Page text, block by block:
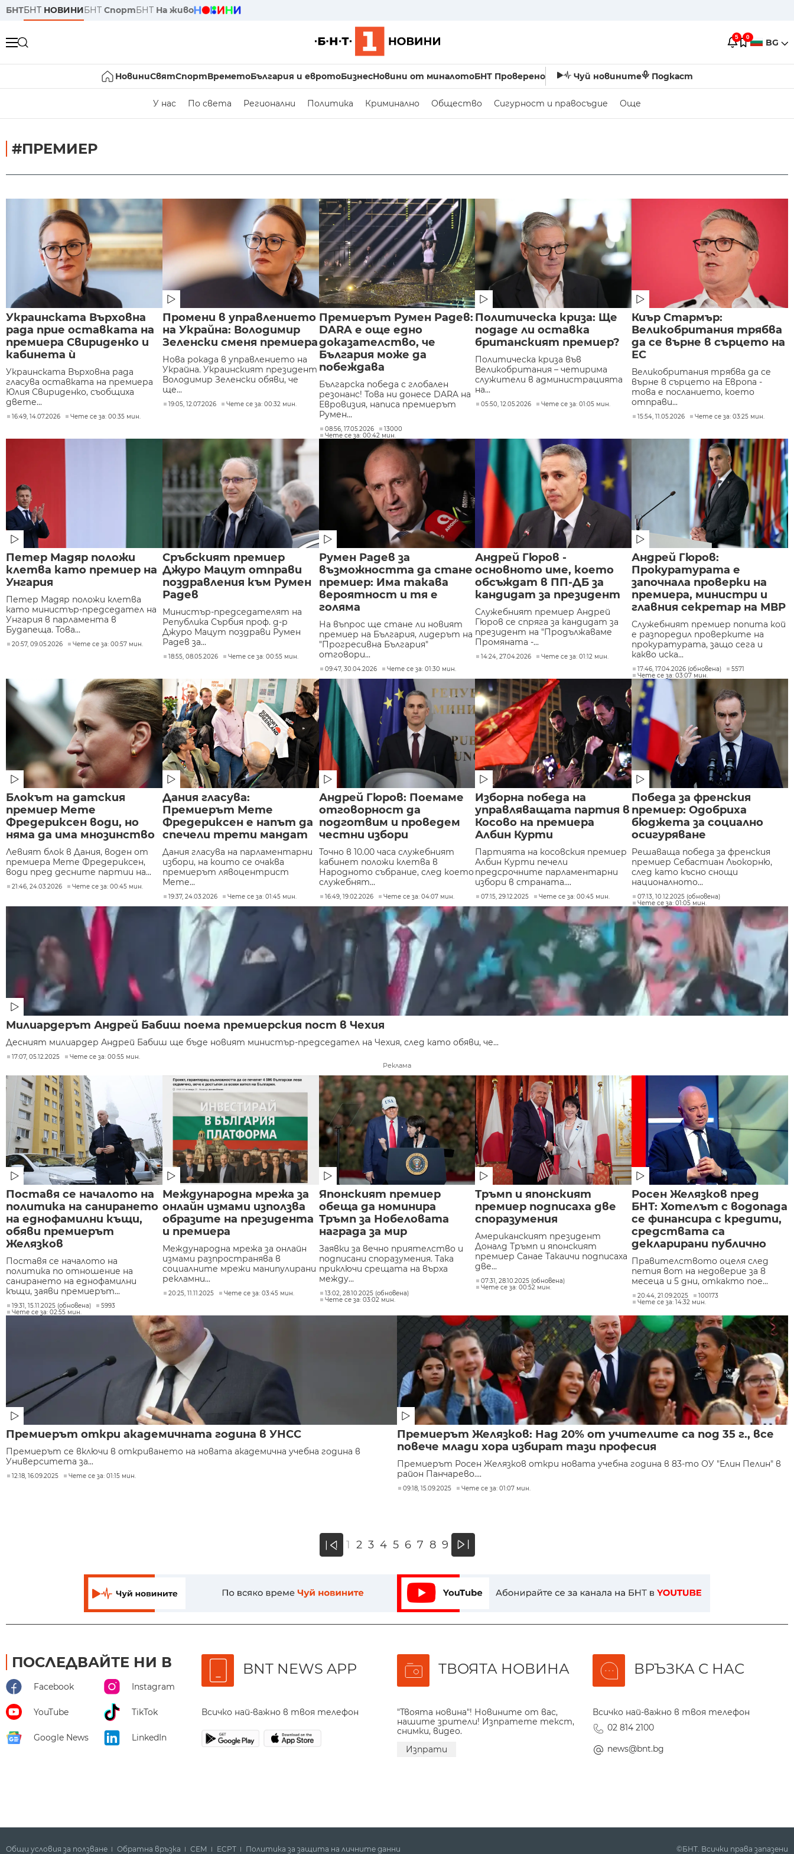
БНТБНТ НОВИНИБНТ СпортБНТ На живо
5 0 BG
НовиниСвятСпортВреметоБългария и евротоБизнесНовини от миналотоБНТ Проверено Чуй новините Подкаст
У нас По света Регионални Политика Криминално Общество Сигурност и правосъдие Още
#ПРЕМИЕР
Украинската Върховна
рада прие оставката на
премиера Свириденко и
кабинета ѝ
Украинската Върховна рада
гласува оставката на премиера
Юлия Свириденко, съобщиха
двете...
16:49, 14.07.2026 Чете се за: 00:35 мин.
Промени в управлението
на Украйна: Володимир
Зеленски сменя премиера
Нова рокада в управлението на
Украйна. Украинският президент
Володимир Зеленски обяви, че
ще...
19:05, 12.07.2026 Чете се за: 00:32 мин.
Премиерът Румен Радев:
DARA е още едно
доказателство, че
България може да
побеждава
Българска победа с глобален
резонанс! Това ни донесе DARA на
Евровизия, написа премиерът
Румен...
08:56, 17.05.2026
13000
Чете се за: 00:42 мин.
Политическа криза: Ще
подаде ли оставка
британският премиер?
Политическа криза във
Великобритания – четирима
служители в администрацията
на...
05:50, 12.05.2026 Чете се за: 01:05 мин.
Киър Стармър:
Великобритания трябва
да се върне в сърцето на
ЕС
Великобритания трябва да се
върне в сърцето на Европа -
това е посланието, което
отправи...
15:54, 11.05.2026 Чете се за: 03:25 мин.
Петер Мадяр положи
клетва като премиер на
Унгария
Петер Мадяр положи клетва
като министър-председател на
Унгария в парламента в
Будапеща. Това...
20:57, 09.05.2026 Чете се за: 00:57 мин.
Сръбският премиер
Джуро Мацут отправи
поздравления към Румен
Радев
Министър-председателят на
Република Сърбия проф. д-р
Джуро Мацут поздрави Румен
Радев за...
18:55, 08.05.2026 Чете се за: 00:55 мин.
Румен Радев за
възможността да стане
премиер: Има такава
вероятност и тя е
голяма
На въпрос ще стане ли новият
премиер на България, лидерът на
"Прогресивна България"
отговори...
09:47, 30.04.2026 Чете се за: 01:30 мин.
Андрей Гюров -
основното име, което
обсъждат в ПП-ДБ за
кандидат за президент
Служебният премиер Андрей
Гюров се спряга за кандидат за
президент на "Продължаваме
Промяната -...
14:24, 27.04.2026 Чете се за: 01:12 мин.
Андрей Гюров:
Прокуратурата е
започнала проверки на
премиера, министри и
главния секретар на МВР
Служебният премиер попита кой
е разпоредил проверките на
прокуратурата, защо сега и
какво иска...
17:46, 17.04.2026 (обновена)
5571
Чете се за: 03:07 мин.
Блокът на датския
премиер Мете
Фредериксен води, но
няма да има мнозинство
Левият блок в Дания, воден от
премиера Мете Фредериксен,
води пред десните партии на...
21:46, 24.03.2026 Чете се за: 00:45 мин.
Дания гласува:
Премиерът Мете
Фредериксен е напът да
спечели трети мандат
Дания гласува на парламентарни
избори, на които се очаква
премиерът лявоцентрист
Мете...
19:37, 24.03.2026 Чете се за: 01:45 мин.
Андрей Гюров: Поемаме
отговорност да
подготвим и проведем
честни избори
Точно в 10.00 часа служебният
кабинет положи клетва в
Народното събрание, след което
служебнят...
16:49, 19.02.2026 Чете се за: 04:07 мин.
Изборна победа на
управляващата партия в
Косово на премиера
Албин Курти
Партията на косовския премиер
Албин Курти печели
предсрочните парламентарни
избори в страната....
07:15, 29.12.2025 Чете се за: 00:45 мин.
Победа за френския
премиер: Одобриха
бюджета за социално
осигуряване
Решаваща победа за френския
премиер Себастиан Льокорню,
след като късно снощи
националното...
07:13, 10.12.2025 (обновена)
Чете се за: 01:05 мин.
Милиардерът Андрей Бабиш поема премиерския пост в Чехия
Десният милиардер Андрей Бабиш ще бъде новият министър-председател на Чехия, след като обяви, че...
17:07, 05.12.2025 Чете се за: 00:55 мин.
Реклама
Поставя се началото на
политика на санирането
на еднофамилни къщи,
обяви премиерът
Желязков
Поставя се началото на
политика по отношение на
санирането на еднофамилни
къщи, заяви премиерът...
19:31, 15.11.2025 (обновена)
5993
Чете се за: 02:55 мин.
Международна мрежа за
онлайн измами използва
образите на президента
и премиера
Международна мрежа за онлайн
измами разпространява в
социалните мрежи манипулирани
рекламни...
20:25, 11.11.2025 Чете се за: 03:45 мин.
Японският премиер
обеща да номинира
Тръмп за Нобеловата
награда за мир
Заявки за вечно приятелство и
подписани споразумения. Така
приключи срещата на върха
между...
13:02, 28.10.2025 (обновена)
Чете се за: 03:02 мин.
Тръмп и японският
премиер подписаха две
споразумения
Американският президент
Доналд Тръмп и японският
премиер Санае Такаичи подписаха
две...
07:31, 28.10.2025 (обновена)
Чете се за: 00:52 мин.
Росен Желязков пред
БНТ: Хотелът с водопада
се финансира с кредити,
средствата са
декларирани публично
Правителството оцеля след
петия вот на недоверие за 8
месеца и 5 дни, откакто пое...
20:44, 21.09.2025
100173
Чете се за: 14:32 мин.
Премиерът откри академичната година в УНСС
Премиерът се включи в откриването на новата академична учебна година в
Университета за...
12:18, 16.09.2025 Чете се за: 01:15 мин.
Премиерът Желязков: Над 20% от учителите са под 35 г., все
повече млади хора избират тази професия
Премиерът Росен Желязков откри новата учебна година в 83-то ОУ "Елин Пелин" в
район Панчарево....
09:18, 15.09.2025 Чете се за: 01:07 мин.
« 1 2 3 4 5 6 7 8 9 »
ПОСЛЕДВАЙТЕ НИ В
Facebook Instagram
YouTube TikTok
Google News LinkedIn
BNT NEWS APP
Всичко най-важно в твоя телефон
ТВОЯТА НОВИНА
"Твоята новина"! Новините от вас,
нашите зрители! Изпратете текст,
снимки, видео.
Изпрати
ВРЪЗКА С НАС
Всичко най-важно в твоя телефон
02 814 2100
news@bnt.bg
Общи условия за ползване Обратна връзка СЕМ ECPT Политика за защита на личните данни ©БНТ. Всички права запазени